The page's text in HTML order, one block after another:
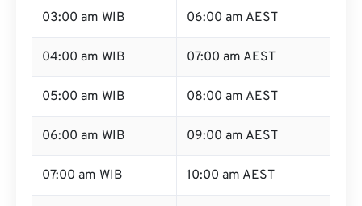
03:00 am WIB 06:00 am AEST
04:00 am WIB 07:00 am AEST
05:00 am WIB 08:00 am AEST
06:00 am WIB 09:00 am AEST
07:00 am WIB 10:00 am AEST